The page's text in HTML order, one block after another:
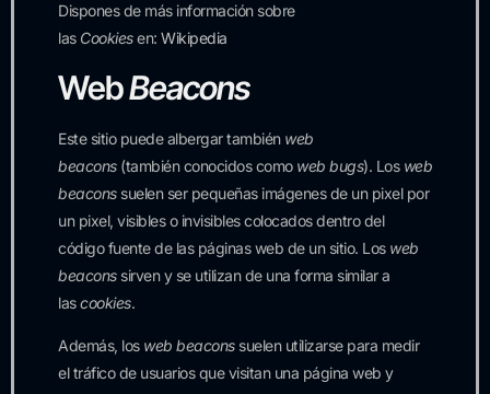
Dispones de más información sobre
las Cookiesen: Wikipedia
WebBeacons
Este sitio puede albergar también web
beacons(también conocidos como web bugs). Los web
beaconssuelen ser pequeñas imágenes de un pixel por
un pixel, visibles o invisibles colocados dentro del
código fuente de las páginas web de un sitio. Los web
beaconssirven y se utilizan de una forma similar a
lascookies.
Además, los web beaconssuelen utilizarse para medir
el tráfico de usuarios que visitan una página web y